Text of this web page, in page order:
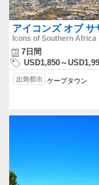
アイコンズ オブ サ
Icons of Southern Africa
7日間
USD1,850～
ケープタウン